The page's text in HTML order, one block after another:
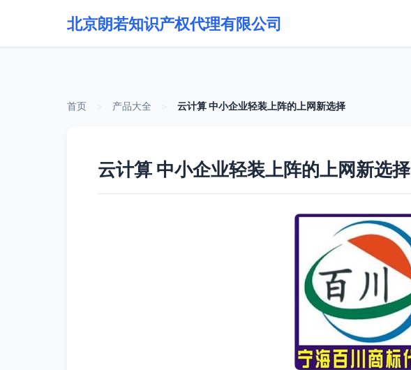
北京朗若知识产权代理有限公司
首页 产品大全 云计算 中小企业轻装上阵的上网新选择
云计算 中小企业轻装上阵的上网新选择